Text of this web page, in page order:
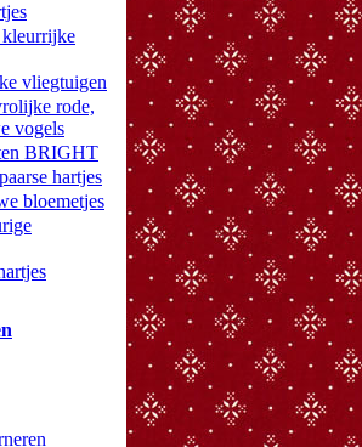
vliegtuigen
rode,
vogels
BRIGHT
hartjes
bloemetjes